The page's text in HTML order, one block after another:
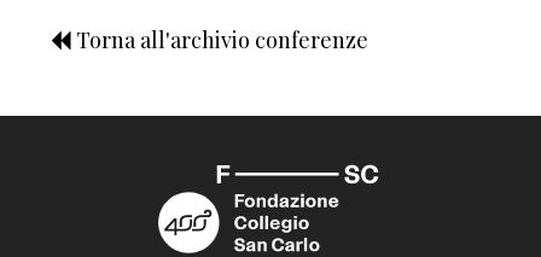
Torna all'archivio conferenze